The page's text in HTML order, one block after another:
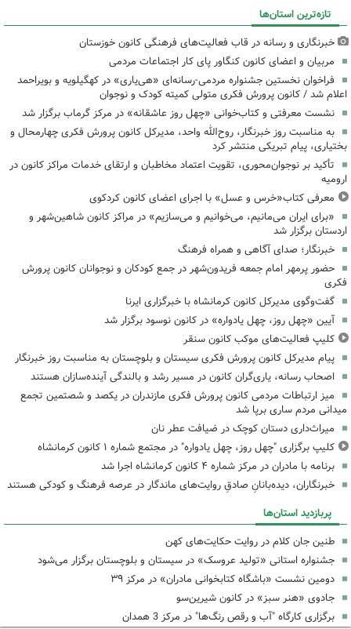
تازه‌ترین استان‌ها
خبرنگاری و رسانه در قاب فعالیت‌های فرهنگی کانون خوزستان
مربیان و اعضای کانون کنگاور پای کار اجتماعات مردمی
فراخوان نخستین جشنواره مردمی-رسانه‌ای «هی‌یاری» در کهگیلویه و بویراحمد
اعلام شد / کانون پرورش فکری متولی کمیته کودک و نوجوان
نشست معرفتی و کتاب‌خوانی «چهل روز عاشقانه» در مرکز گرماب برگزار شد
به مناسبت روز خبرنگار، روح‌الله واحد، مدیرکل کانون پرورش فکری چهارمحال و
بختیاری، پیام تبریکی منتشر کرد
تأکید بر نوجوان‌محوری، تقویت اعتماد مخاطبان و ارتقای خدمات مراکز کانون در
ارومیه
معرفی کتاب«خرس و عسل» با اجرای اعضای کانون کردکوی
«برای ایران می‌مانیم، می‌خوانیم و می‌سازیم» در مراکز کانون شاهین‌شهر و
اردستان برگزار شد
خبرنگار؛ صدای آگاهی و همراه فرهنگ
حضور پرمهر امام جمعه فریدون‌شهر در جمع کودکان و نوجوانان کانون پرورش
فکری
گفت‌وگوی مدیرکل کانون کرمانشاه با خبرگزاری ایرنا
آیین «چهل روز، چهل یادواره» در کانون نوسود برگزار شد
کلیپ فعالیت‌های موکب کانون سنقر
پیام مدیرکل کانون پرورش فکری سیستان و بلوچستان به مناسبت روز خبرنگار
اصحاب رسانه، یاری‌گران کانون در مسیر رشد و بالندگی آینده‌سازان هستند
میز ارتباطات مردمی کانون پرورش فکری مازندران در یکصد و شصتمین تجمع
میدانی مردم ساری برپا شد
میراث‌داری دستان کوچک در ضیافت عطر نان
کلیپ برگزاری "چهل روز، چهل یادواره" در مجتمع شماره ۱ کانون کرمانشاه
برنامه با مادران در مرکز شماره ۴ کانون کرمانشاه اجرا شد
خبرنگاران، دیده‌بانانِ صادقِ روایت‌های ماندگار در عرصه فرهنگ و کودکی هستند
پربازدید استان‌ها
طنین جان کلام در روایت حکایت‌های کهن
جشنواره استانی «تولید عروسک» در سیستان و بلوچستان برگزار می‌شود
دومین نشست «باشگاه کتابخوانی مادران» در مرکز ۳۹
جادوی «هنر سبز» در کانون شیرین‌سو
برگزاری کارگاه "آب و رقص رنگ‌ها" در مرکز 3 همدان